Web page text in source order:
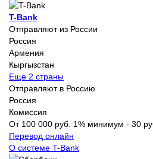
T-Bank
Отправляют из России
Россия
Армения
Кыргызстан
Еще 2 страны
Отправляют в Россию
Россия
Комиссия
От 100 000 руб. 1% минимум - 30
Перевод онлайн
О системе T-Bank